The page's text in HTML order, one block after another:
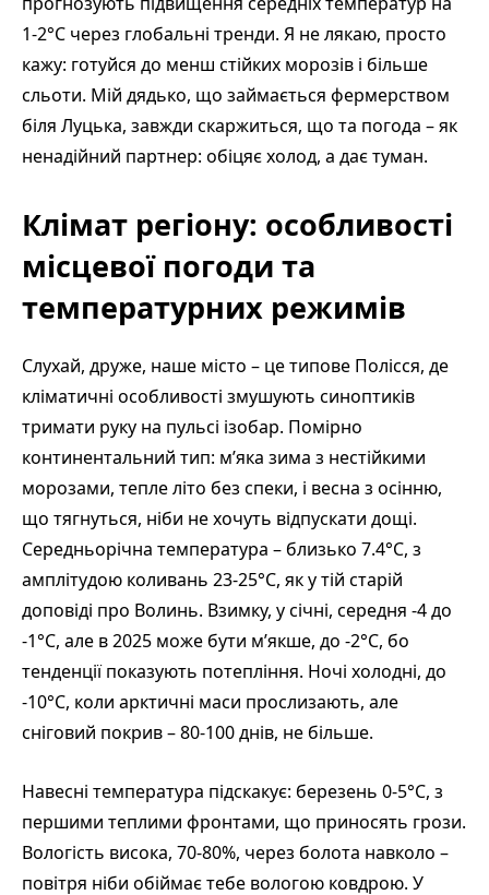
1-2°C через глобальні тренди. Я не лякаю, просто
кажу: готуйся до менш стійких морозів і більше
сльоти. Мій дядько, що займається фермерством
біля Луцька, завжди скаржиться, що та погода – як
ненадійний партнер: обіцяє холод, а дає туман.
Клімат регіону: особливості
місцевої погоди та
температурних режимів
Слухай, друже, наше місто – це типове Полісся, де
кліматичні особливості змушують синоптиків
тримати руку на пульсі ізобар. Помірно
континентальний тип: м’яка зима з нестійкими
морозами, тепле літо без спеки, і весна з осінню,
що тягнуться, ніби не хочуть відпускати дощі.
Середньорічна температура – близько 7.4°C, з
амплітудою коливань 23-25°C, як у тій старій
доповіді про Волинь. Взимку, у січні, середня -4 до
-1°C, але в 2025 може бути м’якше, до -2°C, бо
тенденції показують потепління. Ночі холодні, до
-10°C, коли арктичні маси прослизають, але
сніговий покрив – 80-100 днів, не більше.
Навесні температура підскакує: березень 0-5°C, з
першими теплими фронтами, що приносять грози.
Вологість висока, 70-80%, через болота навколо –
повітря ніби обіймає тебе вологою ковдрою. У